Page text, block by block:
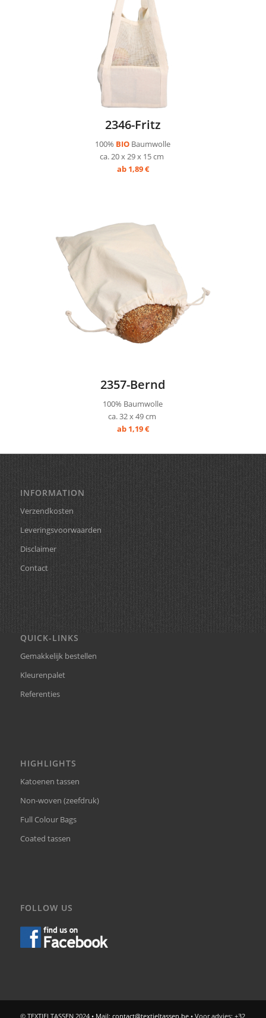
2346-Fritz
100% BIO Baumwolle
ca. 20 x 29 x 15 cm
ab 1,89 €
2357-Bernd
100% Baumwolle
ca. 32 x 49 cm
ab 1,19 €
INFORMATION
Verzendkosten
Leveringsvoorwaarden
Disclaimer
Contact
QUICK-LINKS
Gemakkelijk bestellen
Kleurenpalet
Referenties
HIGHLIGHTS
Katoenen tassen
Non-woven (zeefdruk)
Full Colour Bags
Coated tassen
FOLLOW US
© TEXTIELTASSEN 2024 • Mail: contact@textieltassen.be• Voor advies: +32